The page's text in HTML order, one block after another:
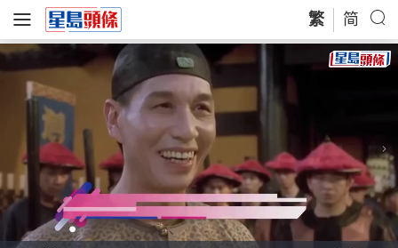
繁 简